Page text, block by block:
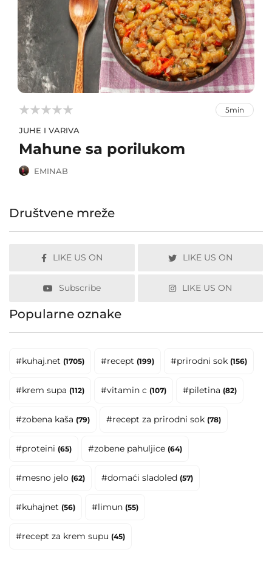


 5min
JUHE I VARIVA
Mahune sa porilukom
EMINAB
Društvene mreže
LIKE US ON LIKE US ON
Subscribe LIKE US ON
Popularne oznake
#kuhaj.net (1705) #recept (199) #prirodni sok (156)
#krem supa (112) #vitamin c (107) #piletina (82)
#zobena kaša (79) #recept za prirodni sok (78)
#proteini (65) #zobene pahuljice (64)
#mesno jelo (62) #domaći sladoled (57)
#kuhajnet (56) #limun (55)
#recept za krem supu (45)